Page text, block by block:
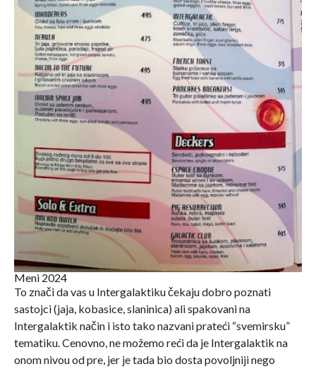
Meni 2024
To znači da vas u Intergalaktiku čekaju dobro poznati
sastojci (jaja, kobasice, slaninica) ali spakovani na
Intergalaktik način i isto tako nazvani prateći “svemirsku”
tematiku. Cenovno, ne možemo reći da je Intergalaktik na
onom nivou od pre, jer je tada bio dosta povoljniji nego